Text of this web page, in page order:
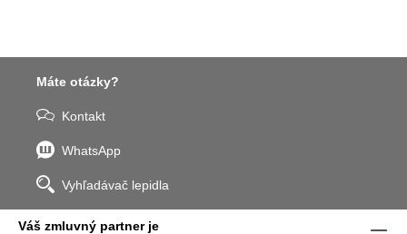
Máte otázky?
Kontakt
WhatsApp
Vyhľadávač lepidla
Váš zmluvný partner je